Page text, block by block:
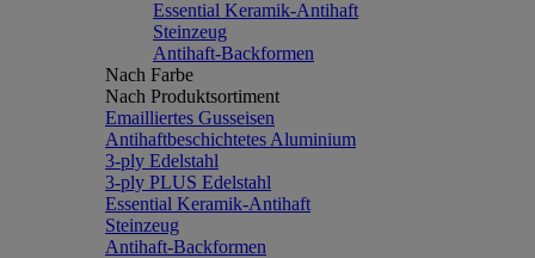
Essential Keramik-Antihaft
Steinzeug
Antihaft-Backformen
Nach Farbe
Nach Produktsortiment
Emailliertes Gusseisen
Antihaftbeschichtetes Aluminium
3-ply Edelstahl
3-ply PLUS Edelstahl
Essential Keramik-Antihaft
Steinzeug
Antihaft-Backformen